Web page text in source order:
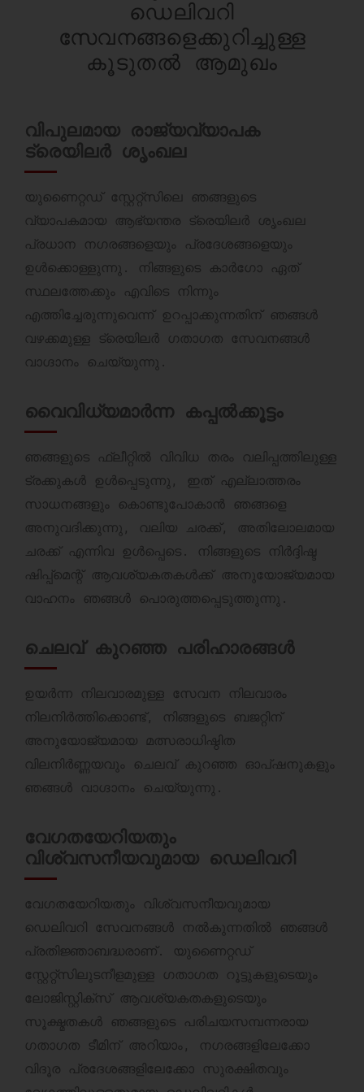
ഡെലിവറി
സേവനങ്ങളെക്കുറിച്ചുള്ള
കൂടുതൽ ആമുഖം
വിപുലമായ രാജ്യവ്യാപക
ട്രെയിലർ ശൃംഖല
യുണൈറ്റഡ് സ്റ്റേറ്റ്സിലെ ഞങ്ങളുടെ
വ്യാപകമായ ആഭ്യന്തര ട്രെയിലർ ശൃംഖല
പ്രധാന നഗരങ്ങളെയും പ്രദേശങ്ങളെയും
ഉൾക്കൊള്ളുന്നു. നിങ്ങളുടെ കാർഗോ ഏത്
സ്ഥലത്തേക്കും എവിടെ നിന്നും
എത്തിച്ചേരുന്നുവെന്ന് ഉറപ്പാക്കുന്നതിന് ഞങ്ങൾ
വഴക്കമുള്ള ട്രെയിലർ ഗതാഗത സേവനങ്ങൾ
വാഗ്ദാനം ചെയ്യുന്നു.
വൈവിധ്യമാർന്ന കപ്പൽക്കൂട്ടം
ഞങ്ങളുടെ ഫ്ലീറ്റിൽ വിവിധ തരം വലിപ്പത്തിലുള്ള
ട്രക്കുകൾ ഉൾപ്പെടുന്നു, ഇത് എല്ലാത്തരം
സാധനങ്ങളും കൊണ്ടുപോകാൻ ഞങ്ങളെ
അനുവദിക്കുന്നു, വലിയ ചരക്ക്, അതിലോലമായ
ചരക്ക് എന്നിവ ഉൾപ്പെടെ. നിങ്ങളുടെ നിർദ്ദിഷ്ട
ഷിപ്പ്‌മെന്റ് ആവശ്യകതകൾക്ക് അനുയോജ്യമായ
വാഹനം ഞങ്ങൾ പൊരുത്തപ്പെടുത്തുന്നു.
ചെലവ് കുറഞ്ഞ പരിഹാരങ്ങൾ
ഉയർന്ന നിലവാരമുള്ള സേവന നിലവാരം
നിലനിർത്തിക്കൊണ്ട്, നിങ്ങളുടെ ബജറ്റിന്
അനുയോജ്യമായ മത്സരാധിഷ്ഠിത
വിലനിർണ്ണയവും ചെലവ് കുറഞ്ഞ ഓപ്ഷനുകളും
ഞങ്ങൾ വാഗ്ദാനം ചെയ്യുന്നു.
വേഗതയേറിയതും
വിശ്വസനീയവുമായ ഡെലിവറി
വേഗതയേറിയതും വിശ്വസനീയവുമായ
ഡെലിവറി സേവനങ്ങൾ നൽകുന്നതിൽ ഞങ്ങൾ
പ്രതിജ്ഞാബദ്ധരാണ്. യുണൈറ്റഡ്
സ്റ്റേറ്റ്സിലുടനീളമുള്ള ഗതാഗത റൂട്ടുകളുടെയും
ലോജിസ്റ്റിക്സ് ആവശ്യകതകളുടെയും
സൂക്ഷ്മതകൾ ഞങ്ങളുടെ പരിചയസമ്പന്നരായ
ഗതാഗത ടീമിന് അറിയാം, നഗരങ്ങളിലേക്കോ
വിദൂര പ്രദേശങ്ങളിലേക്കോ സുരക്ഷിതവും